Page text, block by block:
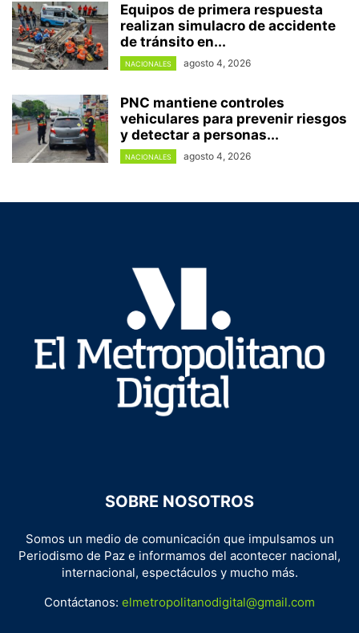
Equipos de primera respuesta
realizan simulacro de accidente
de tránsito en...
NACIONALES agosto 4, 2026
PNC mantiene controles
vehiculares para prevenir riesgos
y detectar a personas...
NACIONALES agosto 4, 2026
SOBRE NOSOTROS
Somos un medio de comunicación que impulsamos un
Periodismo de Paz e informamos del acontecer nacional,
internacional, espectáculos y mucho más.
Contáctanos: elmetropolitanodigital@gmail.com